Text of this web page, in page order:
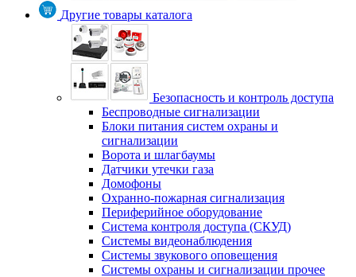
Другие товары каталога
Безопасность и контроль доступа
Беспроводные сигнализации
Блоки питания систем охраны и
сигнализации
Ворота и шлагбаумы
Датчики утечки газа
Домофоны
Охранно-пожарная сигнализация
Периферийное оборудование
Система контроля доступа (СКУД)
Системы видеонаблюдения
Системы звукового оповещения
Системы охраны и сигнализации прочее